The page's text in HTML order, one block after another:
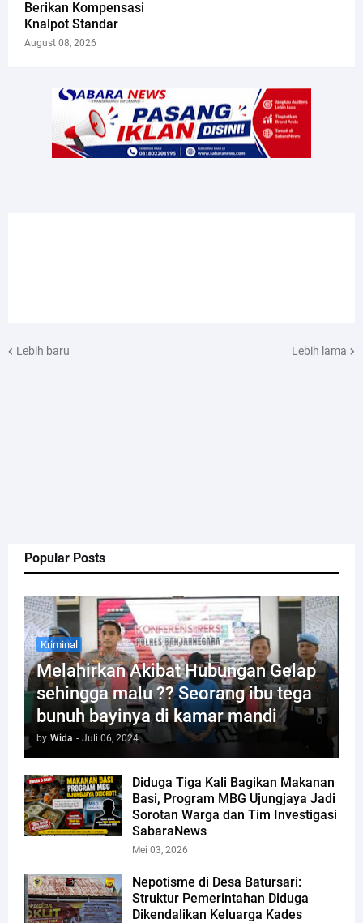
Popular Posts
Kriminal
Melahirkan Akibat Hubungan Gelap
sehingga malu ?? Seorang ibu tega
bunuh bayinya di kamar mandi
by Wida - Juli 06, 2024
Diduga Tiga Kali Bagikan Makanan
Basi, Program MBG Ujungjaya Jadi
Sorotan Warga dan Tim Investigasi
SabaraNews
Mei 03, 2026
Nepotisme di Desa Batursari:
Struktur Pemerintahan Diduga
Dikendalikan Keluarga Kades
Berikan Kompensasi
Knalpot Standar
August 08, 2026
Lebih baru Lebih lama